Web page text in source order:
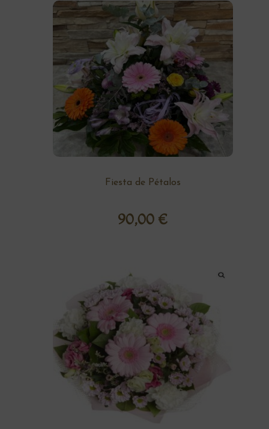
Fiesta de Pétalos
90,00 €